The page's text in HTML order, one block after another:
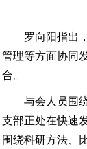
罗向阳指出
管理等方面协同
合。
与会人员围
支部正处在快速
围绕科研方法、